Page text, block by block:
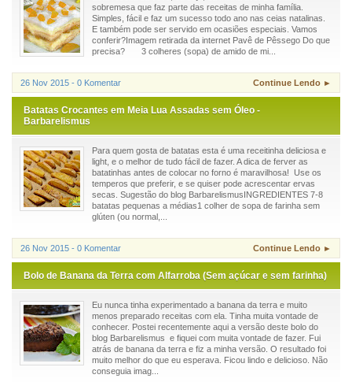
sobremesa que faz parte das receitas de minha família.
Simples, fácil e faz um sucesso todo ano nas ceias natalinas.
E também pode ser servido em ocasiões especiais. Vamos
conferir?Imagem retirada da internet Pavê de Pêssego Do que
precisa? 3 colheres (sopa) de amido de mi...
26 Nov 2015 - 0 Komentar Continue Lendo ►
Batatas Crocantes em Meia Lua Assadas sem Óleo -
Barbarelismus
Para quem gosta de batatas esta é uma receitinha deliciosa e
light, e o melhor de tudo fácil de fazer. A dica de ferver as
batatinhas antes de colocar no forno é maravilhosa! Use os
temperos que preferir, e se quiser pode acrescentar ervas
secas. Sugestão do blog BarbarelismusINGREDIENTES 7-8
batatas pequenas a médias1 colher de sopa de farinha sem
glúten (ou normal,...
26 Nov 2015 - 0 Komentar Continue Lendo ►
Bolo de Banana da Terra com Alfarroba (Sem açúcar e sem farinha)
Eu nunca tinha experimentado a banana da terra e muito
menos preparado receitas com ela. Tinha muita vontade de
conhecer. Postei recentemente aqui a versão deste bolo do
blog Barbarelismus e fiquei com muita vontade de fazer. Fui
atrás de banana da terra e fiz a minha versão. O resultado foi
muito melhor do que eu esperava. Ficou lindo e delicioso. Não
conseguia imag...